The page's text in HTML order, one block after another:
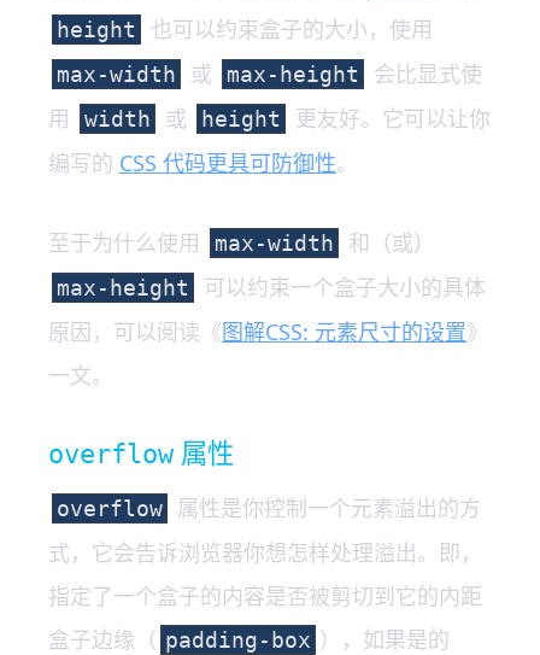
height 也可以约束盒子的大小，使用
max-width 或 max-height
会比显式使
用
width 或 height
更友好。它可以让你
编写的 CSS 代码更具可防御性。
至于为什么使用 max-width 和（或）
max-height
可以约束一个盒子大小的具体
原因，可以阅读《图解CSS: 元素尺寸的设置》
一文。
overflow属性
overflow
属性是你控制一个元素溢出的方
式，它会告诉浏览器你想怎样处理溢出。即，
指定了一个盒子的内容是否被剪切到它的内距
盒子边缘（ padding-box ），如果是的